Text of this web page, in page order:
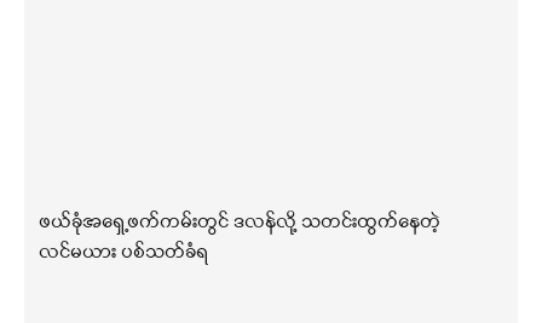
ဖယ်ခုံအရှေ့ဖက်ကမ်းတွင် ဒလန်လို့ သတင်းထွက်နေတဲ့
လင်မယား ပစ်သတ်ခံရ